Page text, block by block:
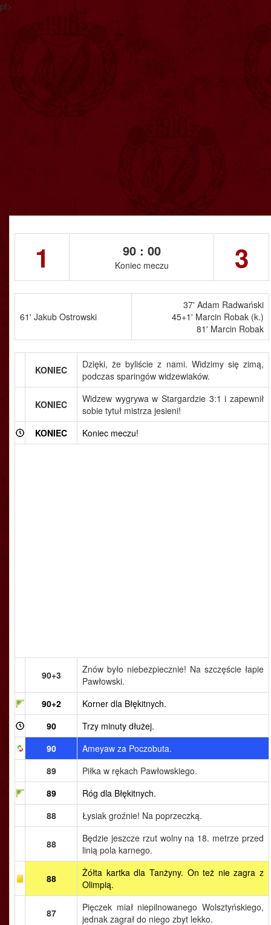
pt>
1 90 : 00
Koniec meczu 3
61' Jakub Ostrowski
37' Adam Radwański
45+1' Marcin Robak (k.)
81' Marcin Robak
KONIEC
Dzięki, że byliście z nami. Widzimy się zimą,
podczas sparingów widzewiaków.
KONIEC
Widzew wygrywa w Stargardzie 3:1 i zapewnił
sobie tytuł mistrza jesieni!
KONIEC
Koniec meczu!
90+3
Znów było niebezpiecznie! Na szczęście łapie
Pawłowski.
90+2
Korner dla Błękitnych.
90
Trzy minuty dłużej.
90
Ameyaw za Poczobuta.
89
Piłka w rękach Pawłowskiego.
89
Róg dla Błękitnych.
88
Łysiak groźnie! Na poprzeczką.
88
Będzie jeszcze rzut wolny na 18. metrze przed
linią pola karnego.
88
Żółta kartka dla Tanżyny. On też nie zagra z
Olimpią.
87
Pięczek miał niepilnowanego Wolsztyńskiego,
jednak zagrał do niego zbyt lekko.